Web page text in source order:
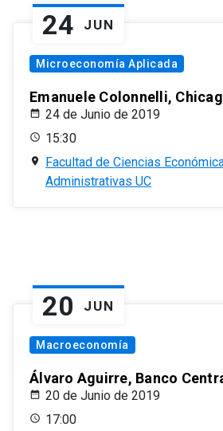
24 JUN
Microeconomía Aplicada
Emanuele Colonnelli,
24 de Junio de 2019
15:30
Facultad de Ciencias
Administrativas UC
20 JUN
Macroeconomía
Álvaro Aguirre, Banco
20 de Junio de 2019
17:00